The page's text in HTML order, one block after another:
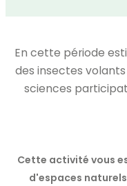
En cette période
des insectes
sciences
Cette activité vous
d'espaces